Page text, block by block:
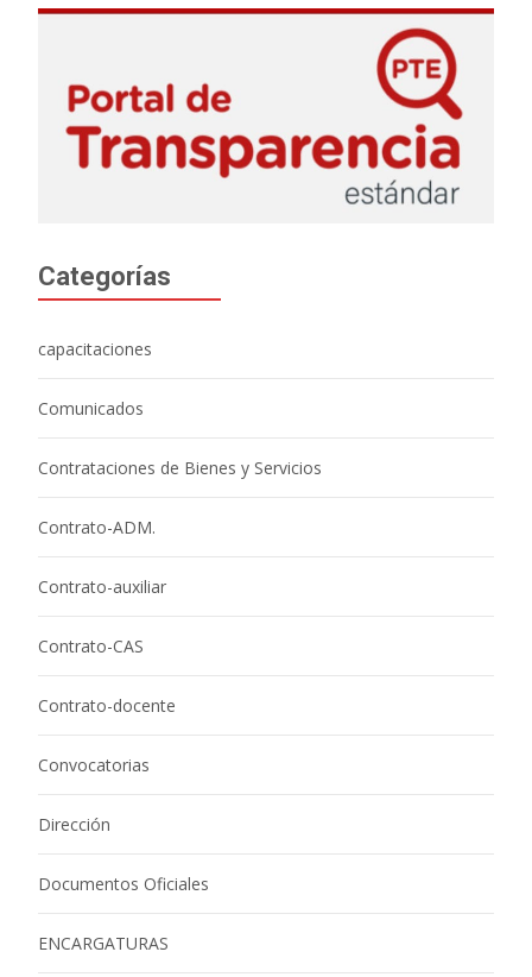
Categorías
capacitaciones
Comunicados
Contrataciones de Bienes y Servicios
Contrato-ADM.
Contrato-auxiliar
Contrato-CAS
Contrato-docente
Convocatorias
Dirección
Documentos Oficiales
ENCARGATURAS